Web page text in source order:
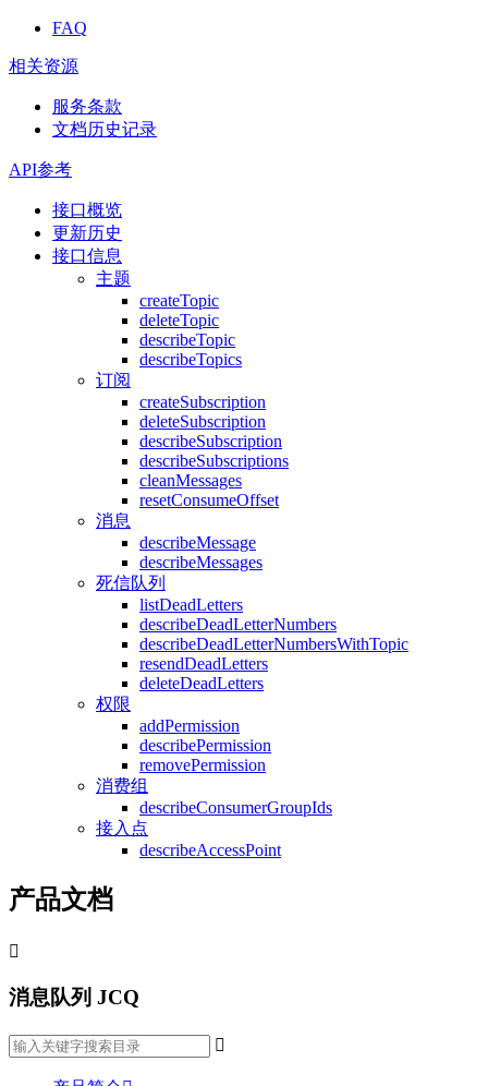
FAQ
相关资源
服务条款
文档历史记录
API参考
接口概览
更新历史
接口信息
主题
createTopic
deleteTopic
describeTopic
describeTopics
订阅
createSubscription
deleteSubscription
describeSubscription
describeSubscriptions
cleanMessages
resetConsumeOffset
消息
describeMessage
describeMessages
死信队列
listDeadLetters
describeDeadLetterNumbers
describeDeadLetterNumbersWithTopic
resendDeadLetters
deleteDeadLetters
权限
addPermission
describePermission
removePermission
消费组
describeConsumerGroupIds
接入点
describeAccessPoint
产品文档

消息队列 JCQ
